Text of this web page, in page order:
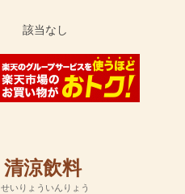
清涼飲料
せいりょういんりょう